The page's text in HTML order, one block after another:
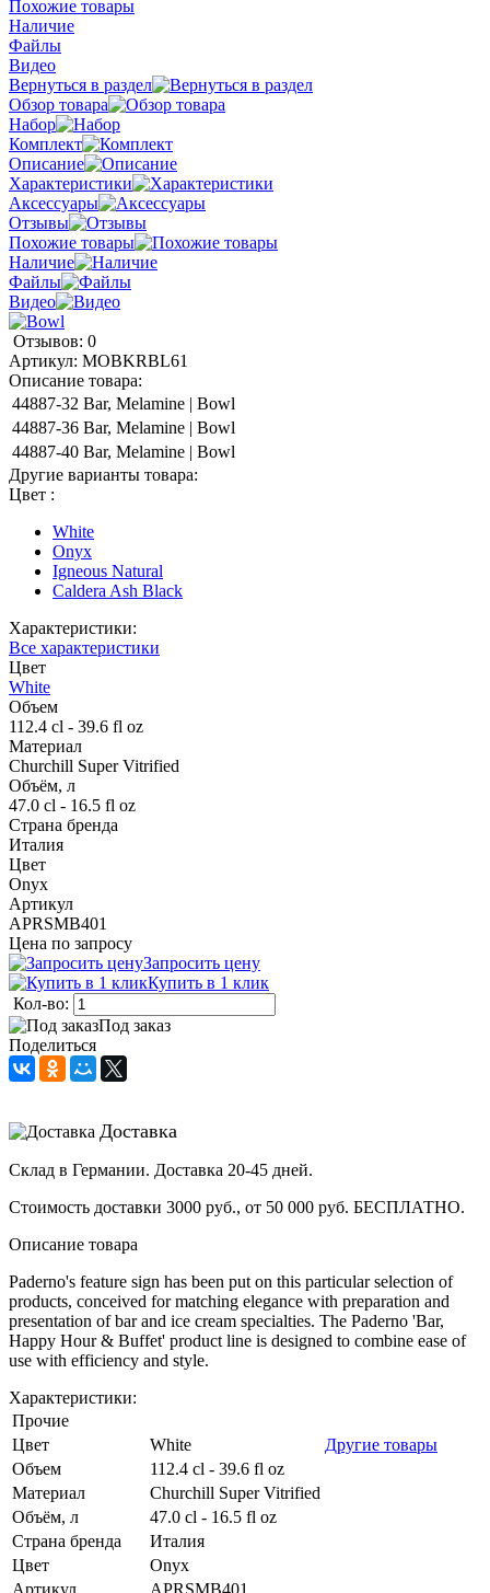
Похожие товары
Наличие
Файлы
Видео
Вернуться в раздел
Обзор товара
Набор
Комплект
Описание
Характеристики
Аксессуары
Отзывы
Похожие товары
Наличие
Файлы
Видео
Отзывов: 0
Артикул: MOBKRBL61
Описание товара:
44887-32 Bar, Melamine | Bowl
44887-36 Bar, Melamine | Bowl
44887-40 Bar, Melamine | Bowl
Другие варианты товара:
Цвет :
White
Onyx
Igneous Natural
Caldera Ash Black
Характеристики:
Все характеристики
Цвет
White
Объем
112.4 cl - 39.6 fl oz
Материал
Churchill Super Vitrified
Объём, л
47.0 cl - 16.5 fl oz
Страна бренда
Италия
Цвет
Onyx
Артикул
APRSMB401
Цена по запросу
Запросить цену
Купить в 1 клик
Кол-во:
Под заказ
Поделиться
Доставка
Склад в Германии. Доставка 20-45 дней.
Стоимость доставки 3000 руб., от 50 000 руб. БЕСПЛАТНО.
Описание товара
Paderno's feature sign has been put on this particular selection of
products, conceived for matching elegance with preparation and
presentation of bar and ice cream specialties. The Paderno 'Bar,
Happy Hour & Buffet' product line is designed to combine ease of
use with efficiency and style.
Характеристики:
Прочие
Цвет
White
Другие товары
Объем
112.4 cl - 39.6 fl oz
Материал
Churchill Super Vitrified
Объём, л
47.0 cl - 16.5 fl oz
Страна бренда
Италия
Цвет
Onyx
Артикул
APRSMB401